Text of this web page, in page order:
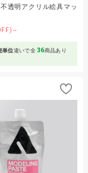
透明アクリル絵具マッ
～
単位違いで全36商品あり